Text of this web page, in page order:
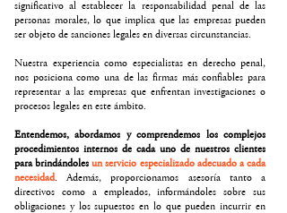
significativo al establecer la responsabilidad penal de las
personas morales, lo que implica que las empresas pueden
ser objeto de sanciones legales en diversas circunstancias.
Nuestra experiencia como especialistas en derecho penal,
nos posiciona como una de las firmas más confiables para
representar a las empresas que enfrentan investigaciones o
procesos legales en este ámbito.
Entendemos, abordamos y comprendemos los complejos
procedimientos internos de cada uno de nuestros clientes
para brindándolesun servicio especializado adecuado a cada
necesidad. Además, proporcionamos asesoría tanto a
directivos como a empleados, informándoles sobre sus
obligaciones y los supuestos en lo que pueden incurrir en